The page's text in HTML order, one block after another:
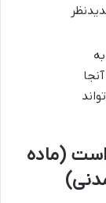
(ماده